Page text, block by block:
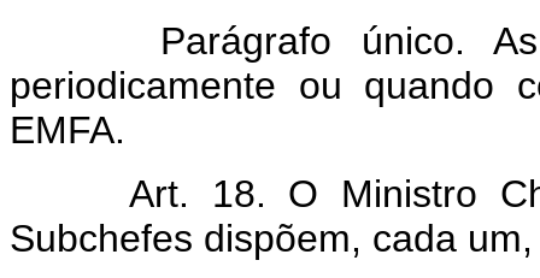
Parágrafo único. As
periodicamente ou quando
EMFA.
Art. 18. O Ministro
Subchefes dispõem, cada